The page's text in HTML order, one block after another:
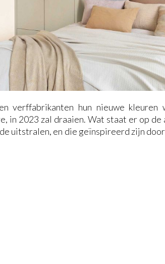
verffabrikanten hun nieuwe kleuren
in 2023 zal draaien. Wat staat er op de
uitstralen, en die geïnspireerd zijn